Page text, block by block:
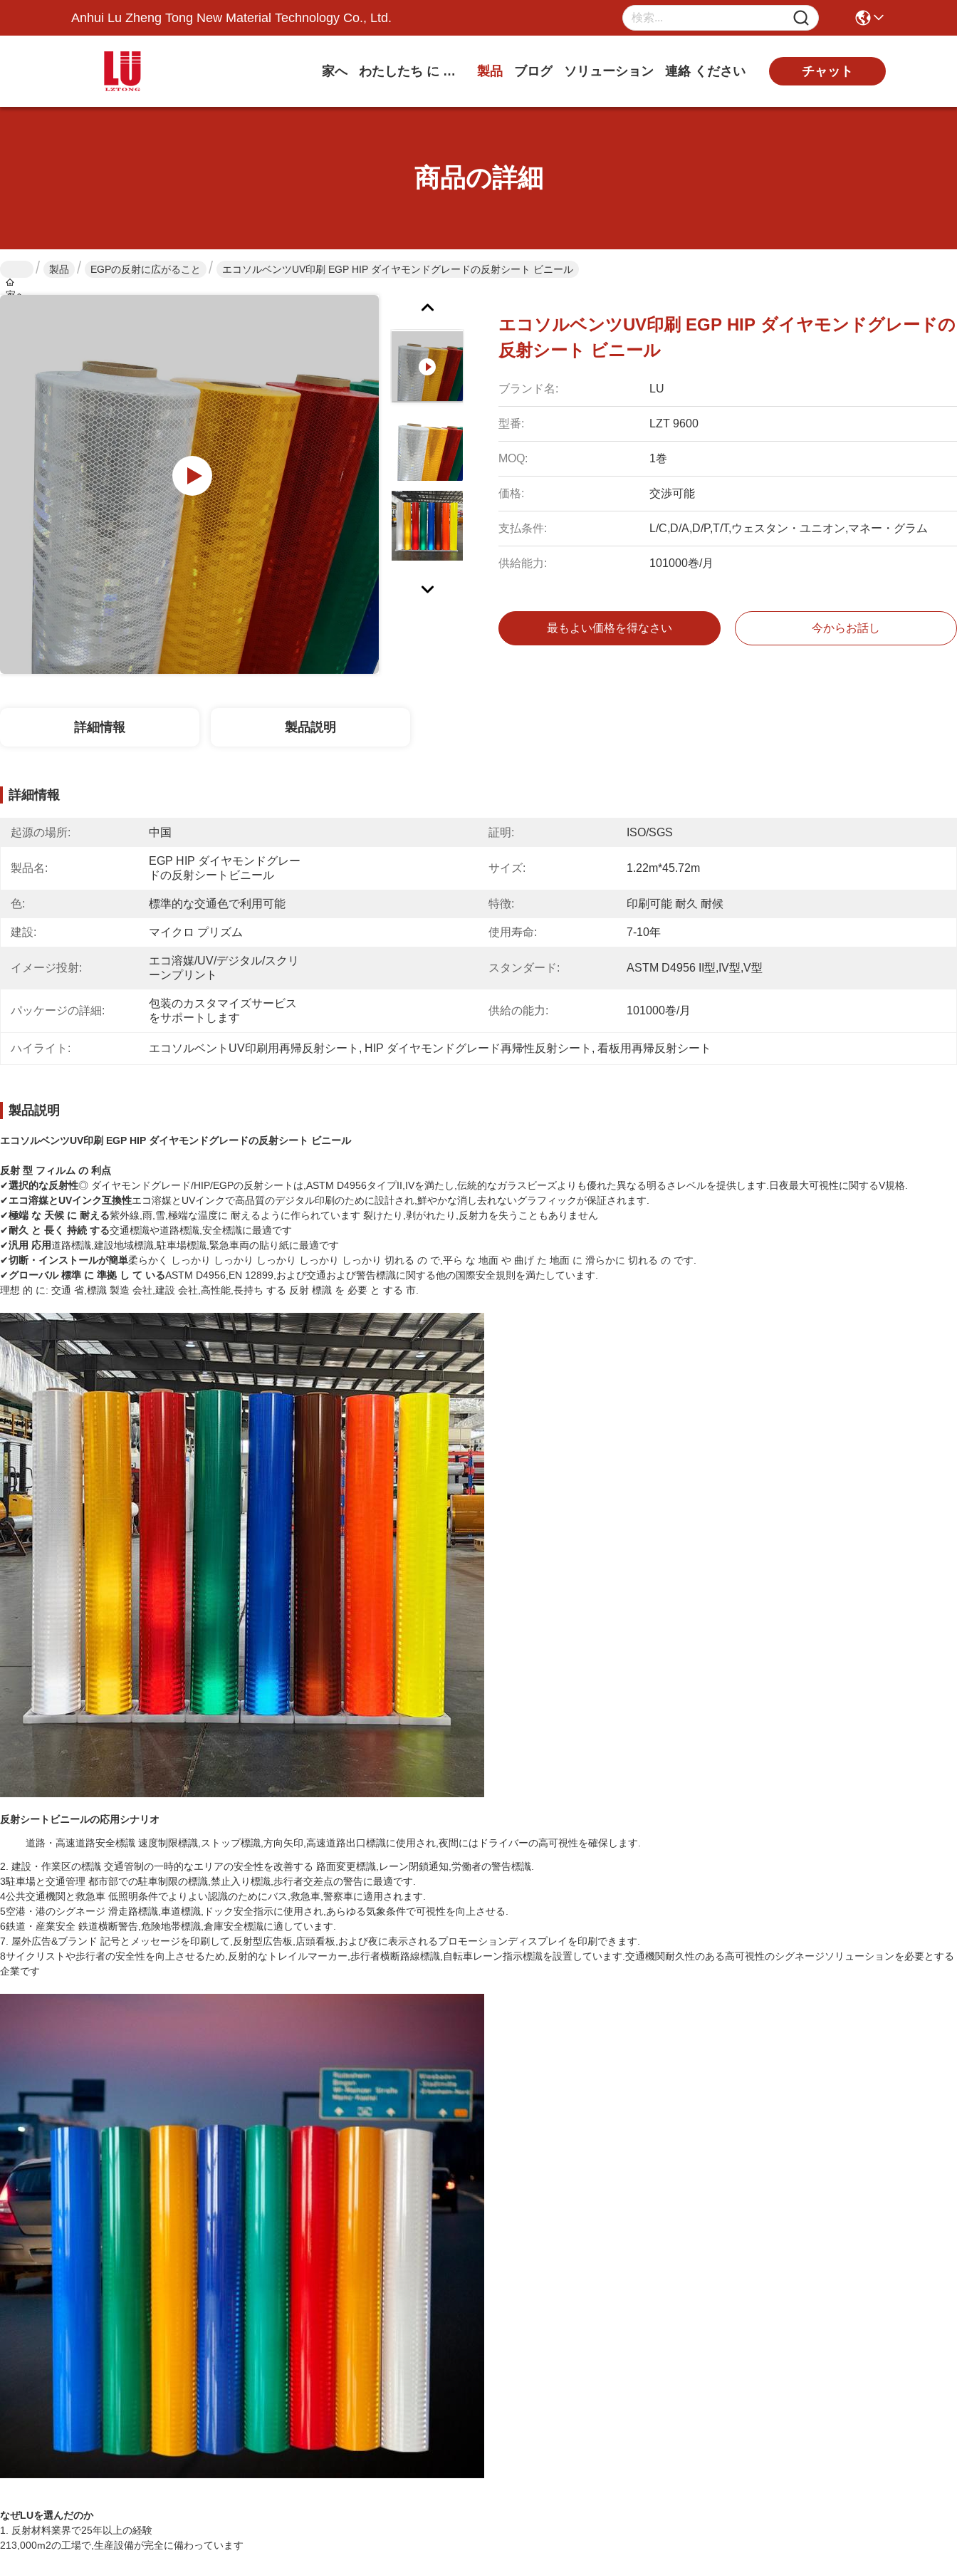
Anhui Lu Zheng Tong New Material Technology Co., Ltd.
家へ わたしたち に つい て 製品 ブログ ソリューション 連絡 ください チャット
商品の詳細
家へ
製品 EGPの反射に広がること エコソルベンツUV印刷 EGP HIP ダイヤモンドグレードの反射シート ビニール
エコソルベンツUV印刷 EGP HIP ダイヤモンドグレードの
反射シート ビニール
ブランド名: LU
型番: LZT 9600
MOQ: 1巻
価格: 交渉可能
支払条件: L/C,D/A,D/P,T/T,ウェスタン・ユニオン,マネー・グラム
供給能力: 101000巻/月
最もよい価格を得なさい 今からお話し
詳細情報 製品説明
詳細情報
起源の場所: 中国 証明: ISO/SGS
製品名:
EGP HIP ダイヤモンドグレー
ドの反射シートビニール
サイズ: 1.22m*45.72m
色: 標準的な交通色で利用可能 特徴: 印刷可能 耐久 耐候
建設: マイクロ プリズム 使用寿命: 7-10年
イメージ投射:
エコ溶媒/UV/デジタル/スクリ
ーンプリント
スタンダード: ASTM D4956 II型,IV型,V型
パッケージの詳細:
包装のカスタマイズサービス
をサポートします
供給の能力: 101000巻/月
ハイライト: エコソルベントUV印刷用再帰反射シート , HIP ダイヤモンドグレード再帰性反射シート , 看板用再帰反射シート
製品説明
エコソルベンツUV印刷 EGP HIP ダイヤモンドグレードの反射シート ビニール
反射 型 フィルム の 利点
✔選択的な反射性◎ ダイヤモンドグレード/HIP/EGPの反射シートは,ASTM D4956タイプII,IVを満たし,伝統的なガラスビーズよりも優れた異なる明るさレベルを提供します.日夜最大可視性に関するV規格.
✔エコ溶媒とUVインク互換性エコ溶媒とUVインクで高品質のデジタル印刷のために設計され,鮮やかな消し去れないグラフィックが保証されます.
✔極端 な 天候 に 耐える紫外線,雨,雪,極端な温度に 耐えるように作られています 裂けたり,剥がれたり,反射力を失うこともありません
✔耐久 と 長く 持続 する交通標識や道路標識,安全標識に最適です
✔汎用 応用道路標識,建設地域標識,駐車場標識,緊急車両の貼り紙に最適です
✔切断・インストールが簡単柔らかく しっかり しっかり しっかり しっかり しっかり 切れる の で,平ら な 地面 や 曲げ た 地面 に 滑らかに 切れる の です.
✔グローバル 標準 に 準拠 し て いるASTM D4956,EN 12899,および交通および警告標識に関する他の国際安全規則を満たしています.
理想 的 に: 交通 省,標識 製造 会社,建設 会社,高性能,長持ち する 反射 標識 を 必要 と する 市.
反射シートビニールの応用シナリオ
道路・高速道路安全標識 速度制限標識,ストップ標識,方向矢印,高速道路出口標識に使用され,夜間にはドライバーの高可視性を確保します.
2. 建設・作業区の標識 交通管制の一時的なエリアの安全性を改善する 路面変更標識,レーン閉鎖通知,労働者の警告標識.
3駐車場と交通管理 都市部での駐車制限の標識,禁止入り標識,歩行者交差点の警告に最適です.
4公共交通機関と救急車 低照明条件でよりよい認識のためにバス,救急車,警察車に適用されます.
5空港・港のシグネージ 滑走路標識,車道標識,ドック安全指示に使用され,あらゆる気象条件で可視性を向上させる.
6鉄道・産業安全 鉄道横断警告,危険地帯標識,倉庫安全標識に適しています.
7. 屋外広告&ブランド 記号とメッセージを印刷して,反射型広告板,店頭看板,および夜に表示されるプロモーションディスプレイを印刷できます.
8サイクリストや歩行者の安全性を向上させるため,反射的なトレイルマーカー,歩行者横断路線標識,自転車レーン指示標識を設置しています.交通機関耐久性のある高可視性のシグネージソリューションを必要とする
企業です
なぜLUを選んだのか
1. 反射材料業界で25年以上の経験
213,000m2の工場で,生産設備が完全に備わっています